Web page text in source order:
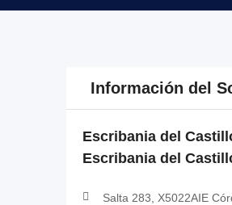
Información del
Escribania del
Escribania del
Salta 283, X5022AIE